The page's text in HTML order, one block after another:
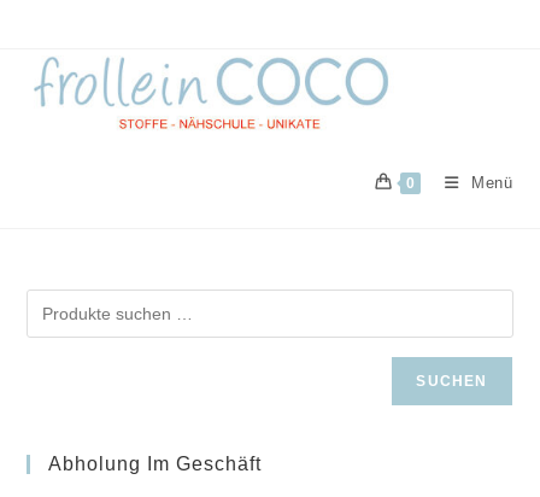
springen
0 Menü
SUCHEN
Abholung Im Geschäft